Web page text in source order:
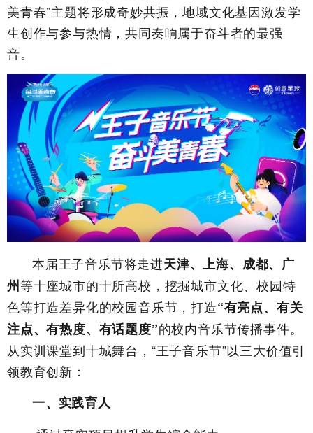
美青春”主题将形成奇妙共振，地域文化基因激发学
生创作与参与热情，共同奏响属于奋斗者的最强
音。
本届王子音乐节将走进天津、上海、成都、广
州等十座城市的十所高校，挖掘城市文化、校园特
色等打造差异化的校园音乐节，打造“有亮点、有关
注点、有热度、有话题度”的校内音乐节传播事件。
从实训课堂到十城舞台，“王子音乐节”以三大价值引
领教育创新：
一、实践育人